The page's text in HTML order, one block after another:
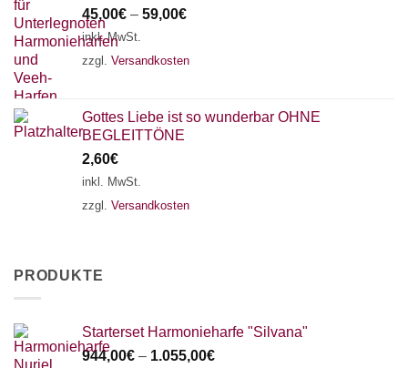
45,00€ – 59,00€
inkl. MwSt.
zzgl. Versandkosten
Gottes Liebe ist so wunderbar OHNE
BEGLEITTÖNE
2,60€
inkl. MwSt.
zzgl. Versandkosten
PRODUKTE
Starterset Harmonieharfe "Silvana"
944,00€ – 1.055,00€